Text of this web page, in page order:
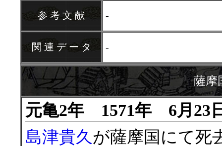
参 考 文 献 -
関 連 デ ー タ -
薩摩
元亀2年 1571年 6月
島津貴久が薩摩国にて死